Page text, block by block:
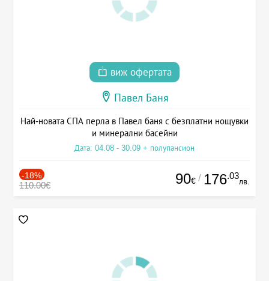
виж офертата
Павел Баня
Най-новата СПА перла в Павел баня с безплатни нощувки
и минерални басейни
Дата: 04.08 - 30.09 + полупансион
-18%
110.00€ 90€ / 176.03
лв.